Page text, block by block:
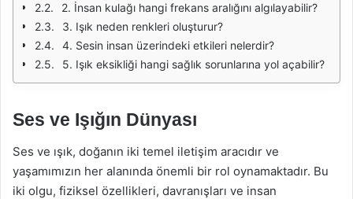
2. İnsan kulağı hangi frekans aralığını algılayabilir?
3. Işık neden renkleri oluşturur?
4. Sesin insan üzerindeki etkileri nelerdir?
5. Işık eksikliği hangi sağlık sorunlarına yol açabilir?
Ses ve Işığın Dünyası
Ses ve ışık, doğanın iki temel iletişim aracıdır ve
yaşamımızın her alanında önemli bir rol oynamaktadır. Bu
iki olgu, fiziksel özellikleri, davranışları ve insan